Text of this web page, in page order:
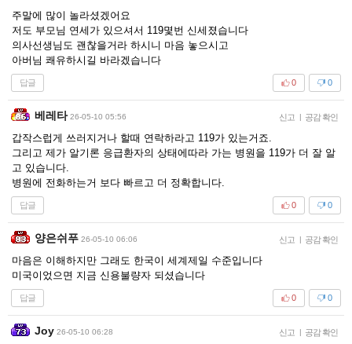
주말에 많이 놀라셨겠어요
저도 부모님 연세가 있으셔서 119몇번 신세졌습니다
의사선생님도 괜찮을거라 하시니 마음 놓으시고
아버님 쾌유하시길 바라겠습니다
답글 0
0
베레타 26-05-10 05:56 신고 | 공감 확인
갑작스럽게 쓰러지거나 할때 연락하라고 119가 있는거죠.
그리고 제가 알기론 응급환자의 상태에따라 가는 병원을 119가 더 잘 알
고 있습니다.
병원에 전화하는거 보다 빠르고 더 정확합니다.
답글 0
0
양은쉬푸 26-05-10 06:06 신고 | 공감 확인
마음은 이해하지만 그래도 한국이 세계제일 수준입니다
미국이었으면 지금 신용불량자 되셨습니다
답글 0
0
Joy 26-05-10 06:28 신고 | 공감 확인